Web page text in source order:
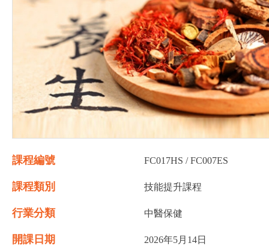
課程編號 FC017HS / FC007ES
課程類別 技能提升課程
行業分類 中醫保健
開課日期 2026年5月14日